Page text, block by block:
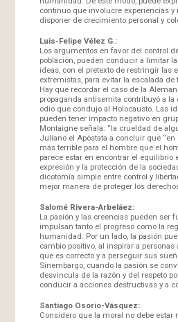
continuo que involucre experiencias y
disponer de crecimiento personal y
Luis-Felipe Vélez G.:
Los argumentos en favor del control
población, pueden conducir a limitar
ideas, con el pretexto de restringir las
extremistas, para evitar la escalada
Hay que recordar el caso de la
propaganda antisemita contribuyó a
odio que condujo al Holocausto. Las
pueden tener impacto negativo en
Montaigne señala: “la crueldad de
Juliano el Apóstata a concluir que
más terrible para el hombre que el
parece estar en encontrar el equilibrio
expresión y la protección de la
dicotomía simple entre control y
mejor manera de proteger los
Salomé Rivera-Arbeláez:
La pasión y las creencias pueden ser
impulsan tanto el progreso como la
humanidad. Por un lado, la pasión
cambio positivo, al inspirar a
que es correcto y a perseguir sus
Sinembargo, cuando la pasión se
desvincula de la razón y del respeto
conducir a acciones destructivas y a
Santiago Osorio-Vásquez:
Considero que la moral no debe estar